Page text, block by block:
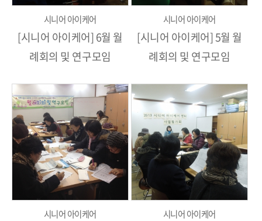
시니어 아이케어
[시니어 아이케어] 6월 월
례회의 및 연구모임
시니어 아이케어
[시니어 아이케어] 5월 월
례회의 및 연구모임
시니어 아이케어 시니어 아이케어